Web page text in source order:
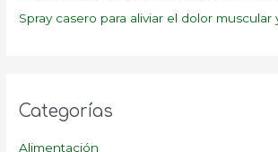
Spray casero para aliviar el dolor muscular
Categorías
Alimentación